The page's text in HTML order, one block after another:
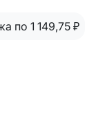
по 1 149,75 ₽